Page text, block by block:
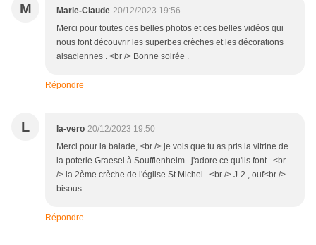
M Marie-Claude 20/12/2023 19:56
Merci pour toutes ces belles photos et ces belles vidéos qui
nous font découvrir les superbes crèches et les décorations
alsaciennes . <br /> Bonne soirée .
Répondre
L la-vero 20/12/2023 19:50
Merci pour la balade, <br /> je vois que tu as pris la vitrine de
la poterie Graesel à Soufflenheim...j'adore ce qu'ils font...<br
/> la 2ème crèche de l'église St Michel...<br /> J-2 , ouf<br />
bisous
Répondre